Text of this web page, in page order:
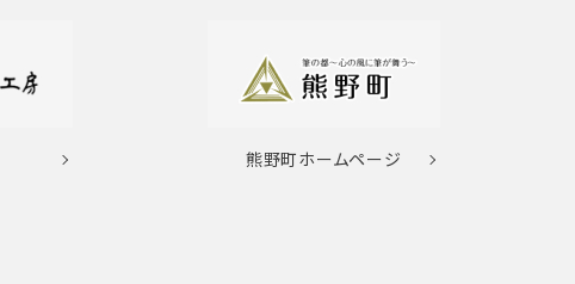
熊野町ホームページ